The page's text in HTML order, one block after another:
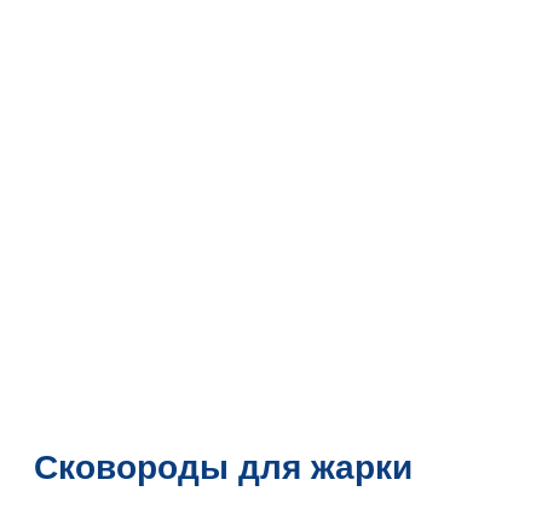
Сковороды для жарки